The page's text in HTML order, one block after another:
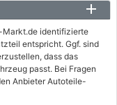
Markt.de identifizierte
entspricht. Ggf. sind
dass das
passt. Bei Fragen
Anbieter Autoteile-